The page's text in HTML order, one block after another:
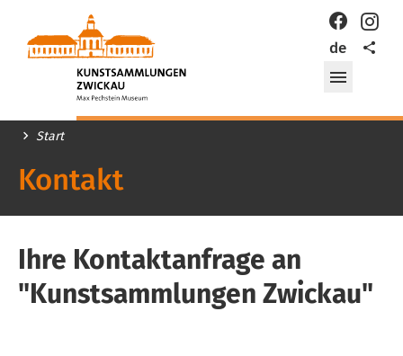
KUNSTSAMMLUNGEN
ZwischenRAUM
de
Teilen
Facebook
Start
Kontakt
Ihre Kontaktanfrage an
"Kunstsammlungen Zwickau"